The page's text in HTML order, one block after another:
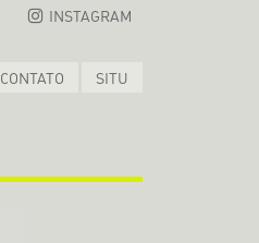
INSTAGRAM
CONTATO SITU